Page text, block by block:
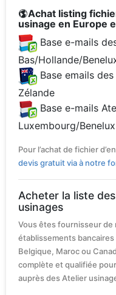
Achat listing
usinage en Europe
Base e-mails
Bas/Hollande/
Base emails
Zélande
Base e-mails
Luxembourg/Benelux
Pour l’achat de fichier
devis gratuit via à notre
Acheter la liste
usinages
Vous êtes fournisseur de
établissements
Belgique, Maroc ou
complète et qualifiée
auprès des Atelier